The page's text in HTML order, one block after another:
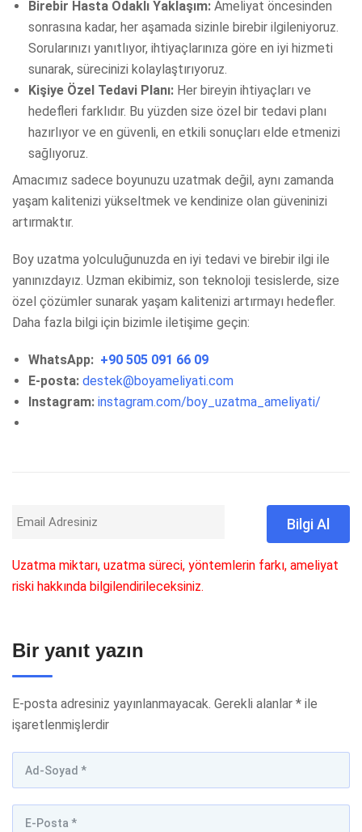
Birebir Hasta Odaklı Yaklaşım: Ameliyat öncesinden
sonrasına kadar, her aşamada sizinle birebir ilgileniyoruz.
Sorularınızı yanıtlıyor, ihtiyaçlarınıza göre en iyi hizmeti
sunarak, sürecinizi kolaylaştırıyoruz.
Kişiye Özel Tedavi Planı: Her bireyin ihtiyaçları ve
hedefleri farklıdır. Bu yüzden size özel bir tedavi planı
hazırlıyor ve en güvenli, en etkili sonuçları elde etmenizi
sağlıyoruz.
Amacımız sadece boyunuzu uzatmak değil, aynı zamanda
yaşam kalitenizi yükseltmek ve kendinize olan güveninizi
artırmaktır.
Boy uzatma yolculuğunuzda en iyi tedavi ve birebir ilgi ile
yanınızdayız. Uzman ekibimiz, son teknoloji tesislerde, size
özel çözümler sunarak yaşam kalitenizi artırmayı hedefler.
Daha fazla bilgi için bizimle iletişime geçin:
WhatsApp: +90 505 091 66 09
E-posta: destek@boyameliyati.com
Instagram: instagram.com/boy_uzatma_ameliyati/
Uzatma miktarı, uzatma süreci, yöntemlerin farkı, ameliyat
riski hakkında bilgilendirileceksiniz.
Bir yanıt yazın
E-posta adresiniz yayınlanmayacak. Gerekli alanlar * ile
işaretlenmişlerdir